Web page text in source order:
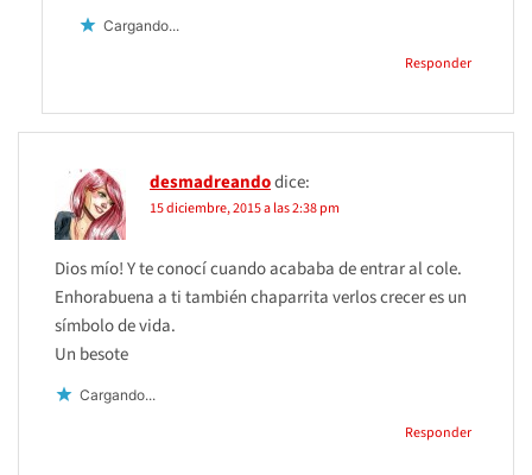
Cargando...
Responder
desmadreandodice:
15 diciembre, 2015 a las 2:38 pm
Dios mío! Y te conocí cuando acababa de entrar al cole.
Enhorabuena a ti también chaparrita verlos crecer es un
símbolo de vida.
Un besote
Cargando...
Responder